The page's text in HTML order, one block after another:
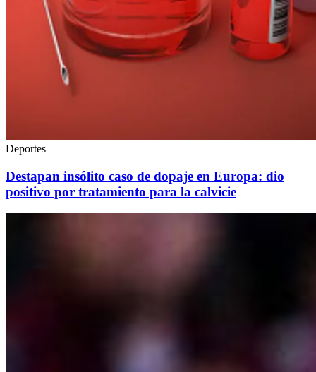
Deportes
Destapan insólito caso de dopaje en Europa: dio
positivo por tratamiento para la calvicie